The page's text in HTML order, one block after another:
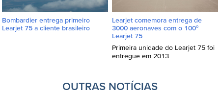
Bombardier entrega primeiro
Learjet 75 a cliente brasileiro
Learjet comemora entrega de
3000 aeronaves com o 100º
Learjet 75
Primeira unidade do Learjet 75 foi
entregue em 2013
OUTRAS NOTÍCIAS